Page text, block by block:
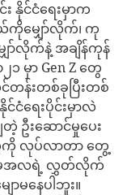
နိုင်ငံရေးမှာက
မျှော်လိုက်၊ ကု
လိုက်နဲ့ အချိန်ကုန်
မှာ Gen Z တွေ
တန်းတစ်ခုပြီးတစ်
ငံရေးပိုင်းမှာလဲ
ဦးဆောင်မှုပေး
ကို လုပ်လာတာ တွေ့
မအလရဲ့ လွှတ်လိုက်
မနေပါဘူး။